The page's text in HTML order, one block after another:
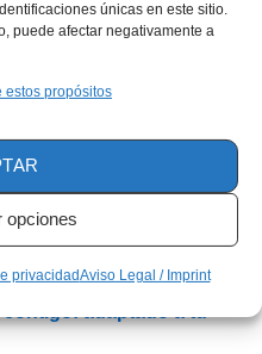
únicas en este sitio.
puede afectar negativamente a
estos propósitos
opciones
privacidadAviso Legal / Imprint
El Préstamo Efectivo
y cashback con la